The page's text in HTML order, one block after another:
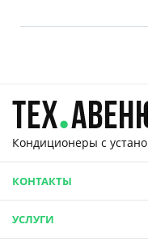
Кондиционеры с
КОНТАКТЫ
УСЛУГИ